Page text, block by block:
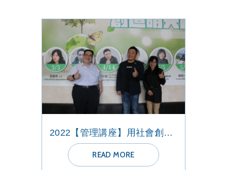
2022【管理講座】用社會創新來改變世界
READ MORE